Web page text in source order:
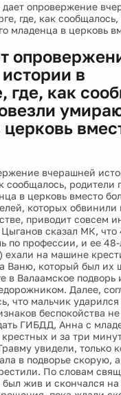
дает опровержение
где, как
младенца в церковь
в
где, как
вчерашней
сообщалось, родители
в церковь вместо
которых обвинили
приводит совсем
сказал МК, что
по профессии, и ее
ехали на машине
Ваню, который был их
в Валаамское подворь
Далее,
что мальчик
беспокойства не
ГИБДД, Анна с
и за три
увидели, только
в подворье скорую,
По словам
жив и скончался на